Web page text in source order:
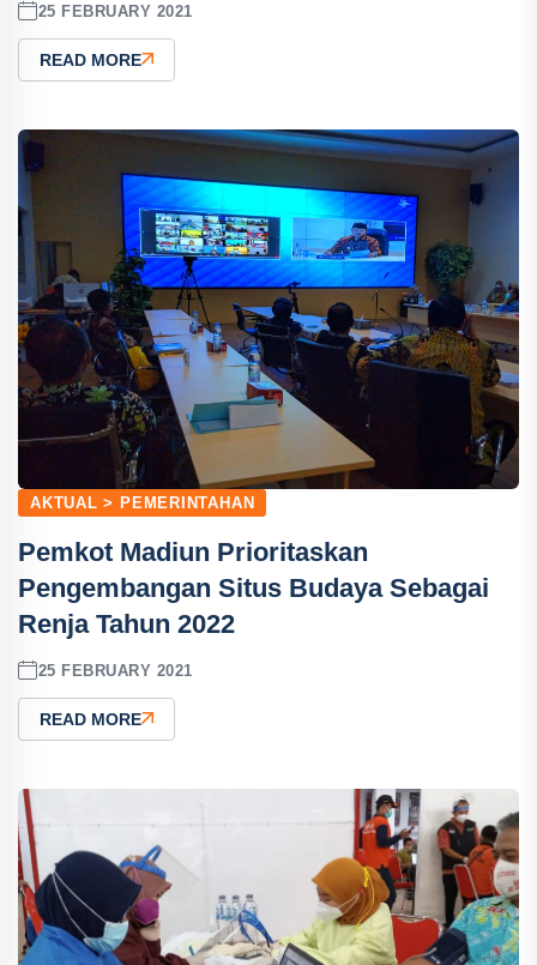
25 FEBRUARY 2021
READ MORE
AKTUAL > PEMERINTAHAN
Pemkot Madiun Prioritaskan
Pengembangan Situs Budaya Sebagai
Renja Tahun 2022
25 FEBRUARY 2021
READ MORE